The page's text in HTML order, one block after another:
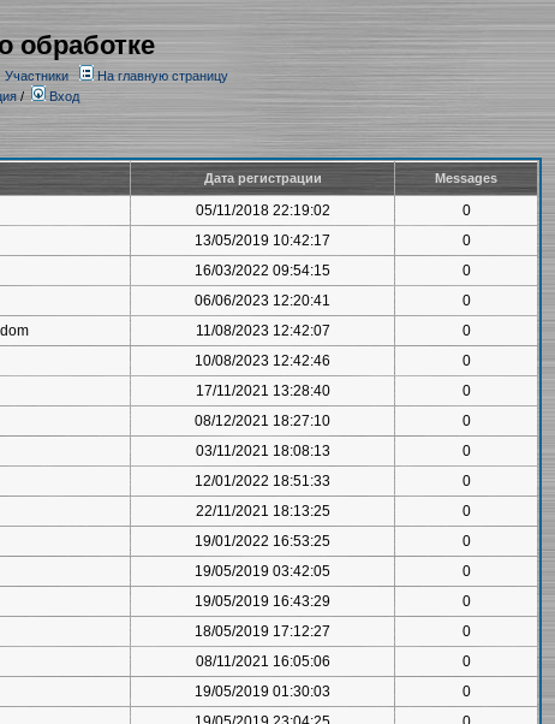
обработке
Участники
На главную страницу
/ Вход
Дата регистрации Messages
05/11/2018 22:19:02
0
13/05/2019 10:42:17
0
16/03/2022 09:54:15
0
06/06/2023 12:20:41
0
11/08/2023 12:42:07
0
10/08/2023 12:42:46
0
17/11/2021 13:28:40
0
08/12/2021 18:27:10
0
03/11/2021 18:08:13
0
12/01/2022 18:51:33
0
22/11/2021 18:13:25
0
19/01/2022 16:53:25
0
19/05/2019 03:42:05
0
19/05/2019 16:43:29
0
18/05/2019 17:12:27
0
08/11/2021 16:05:06
0
19/05/2019 01:30:03
0